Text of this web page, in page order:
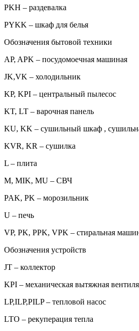
PKH – раздевалка
PYKK – шкаф для белья
Обозначения бытовой техники
AP, APK – посудомоечная машиная
JK,VK – холодильник
KP, KPI – центральный пылесос
KT, LT – варочная панель
KU, KK – сушильный шкаф ,
KVR, KR – сушилка
L – плита
M, MIK, MU – СВЧ
PAK, PK – морозильник
U – печь
VP, PK, PPK, VPK – стиральная
Обозначения устройств
JT – коллектор
KPI – механическая вытяжная
LP,ILP,PILP – тепловой насос
LTO – рекуперация тепла